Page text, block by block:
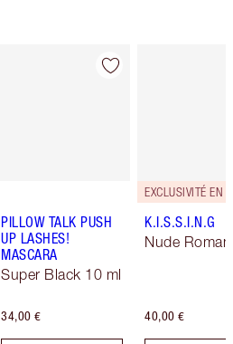
PILLOW TALK PUSH
UP LASHES!
MASCARA
Super Black 10 ml
34,00 €
EXCLUSIVITÉ EN
K.I.S.S.I.N.G
Nude
40,00 €